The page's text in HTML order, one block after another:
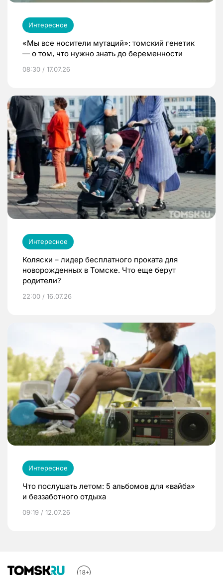
Интересное
«Мы все носители мутаций»: томский генетик
— о том, что нужно знать до беременности
08:30 / 17.07.26
Интересное
Коляски – лидер бесплатного проката для
новорожденных в Томске. Что еще берут
родители?
22:00 / 16.07.26
Интересное
Что послушать летом: 5 альбомов для «вайба»
и беззаботного отдыха
09:19 / 12.07.26